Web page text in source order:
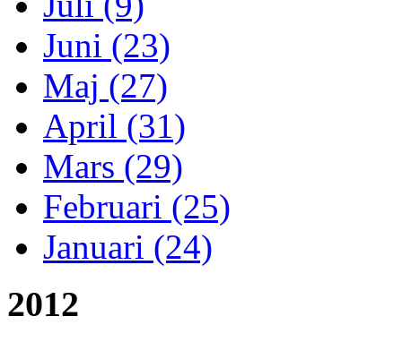
Juni (23)
Maj (27)
April (31)
Mars (29)
Februari (25)
Januari (24)
2012